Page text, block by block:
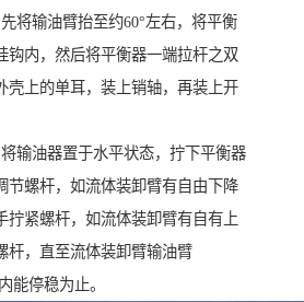
将输油臂抬至约60°左右，将平衡
钩内，然后将平衡器一端拉杆之双
壳上的单耳，装上销轴，再装上开
输油器置于水平状态，拧下平衡器
节螺杆，如流体装卸臂有自由下降
拧紧螺杆，如流体装卸臂有自有上
杆，直至流体装卸臂输油臂
能停稳为止。